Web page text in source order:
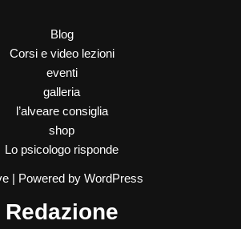
Blog
Corsi e video lezioni
eventi
galleria
l’alveare consiglia
shop
Lo psicologo risponde
| Powered by WordPress
Redazione